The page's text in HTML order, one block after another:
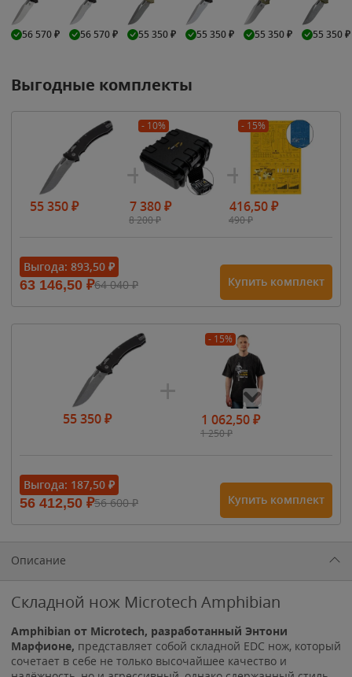
56 570₽ 56 570₽ 55 350₽ 55 350₽ 55 350₽ 55 350₽
Выгодные комплекты
55 350₽
- 10%
7 380₽
8 200₽
- 15%
416,50₽
490₽
Выгода: 893,50 ₽
63 146,50 ₽64 040₽ Купить комплект
55 350₽
- 15%
1 062,50₽
1 250₽
1 615₽
1 900₽1 900₽
Выгода: 187,50 ₽
56 412,50 ₽56 600₽ Купить комплект
Описание
Складной нож Microtech Amphibian
Amphibian от Microtech, разработанный Энтони
Марфионе, представляет собой складной EDC нож, который
сочетает в себе не только высочайшее качество и